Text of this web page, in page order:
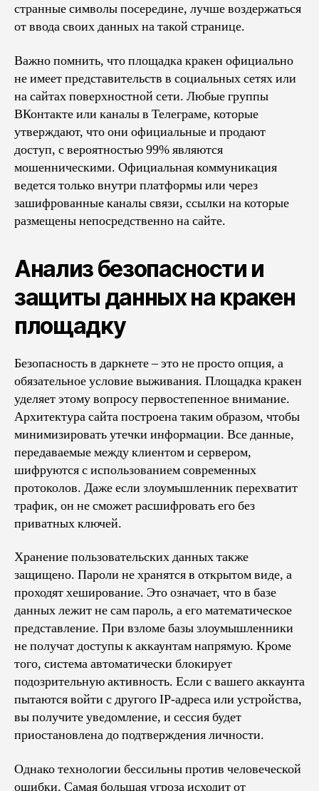
странные символы посередине, лучше воздержаться
от ввода своих данных на такой странице.
Важно помнить, что площадка кракен официально
не имеет представительств в социальных сетях или
на сайтах поверхностной сети. Любые группы
ВКонтакте или каналы в Телеграме, которые
утверждают, что они официальные и продают
доступ, с вероятностью 99% являются
мошенническими. Официальная коммуникация
ведется только внутри платформы или через
зашифрованные каналы связи, ссылки на которые
размещены непосредственно на сайте.
Анализ безопасности и
защиты данных на кракен
площадку
Безопасность в даркнете – это не просто опция, а
обязательное условие выживания. Площадка кракен
уделяет этому вопросу первостепенное внимание.
Архитектура сайта построена таким образом, чтобы
минимизировать утечки информации. Все данные,
передаваемые между клиентом и сервером,
шифруются с использованием современных
протоколов. Даже если злоумышленник перехватит
трафик, он не сможет расшифровать его без
приватных ключей.
Хранение пользовательских данных также
защищено. Пароли не хранятся в открытом виде, а
проходят хеширование. Это означает, что в базе
данных лежит не сам пароль, а его математическое
представление. При взломе базы злоумышленники
не получат доступы к аккаунтам напрямую. Кроме
того, система автоматически блокирует
подозрительную активность. Если с вашего аккаунта
пытаются войти с другого IP-адреса или устройства,
вы получите уведомление, и сессия будет
приостановлена до подтверждения личности.
Однако технологии бессильны против человеческой
ошибки. Самая большая угроза исходит от